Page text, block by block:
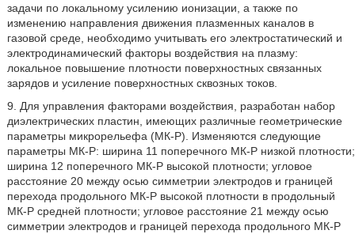
задачи по локальному усилению ионизации, а также по
изменению направления движения плазменных каналов в
газовой среде, необходимо учитывать его электростатический и
электродинамический факторы воздействия на плазму:
локальное повышение плотности поверхностных связанных
зарядов и усиление поверхностных сквозных токов.
9. Для управления факторами воздействия, разработан набор
диэлектрических пластин, имеющих различные геометрические
параметры микрорельефа (МК-Р). Изменяются следующие
параметры МК-Р: ширина 11 поперечного МК-Р низкой плотности;
ширина 12 поперечного МК-Р высокой плотности; угловое
расстояние 20 между осью симметрии электродов и границей
перехода продольного МК-Р высокой плотности в продольный
МК-Р средней плотности; угловое расстояние 21 между осью
симметрии электродов и границей перехода продольного МК-Р